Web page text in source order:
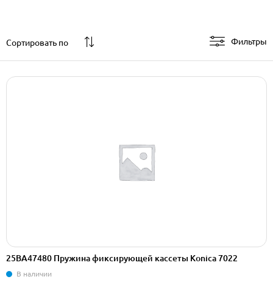
Сортировать по Фильтры
25BA47480 Пружина фиксирующей кассеты Konica 7022
В наличии